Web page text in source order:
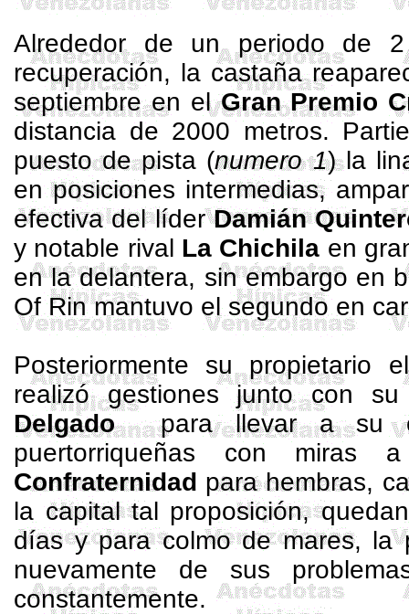
Alrededor de un periodo de
recuperación, la castaña
septiembre en elGran Premio
distancia de 2000 metros.
puesto de pista (numero 1) la
en posiciones intermedias,
efectiva del líderDamián
y notable rival La Chichila en
en la delantera, sin embargo en
Of Rin mantuvo el segundo en
Posteriormente su propietario
realizó gestiones junto con
Delgado
para llevar a su
puertorriqueñas con miras
Confraternidad para hembras,
la capital tal proposición,
días y para colmo de mares, la
nuevamente de sus
constantemente.